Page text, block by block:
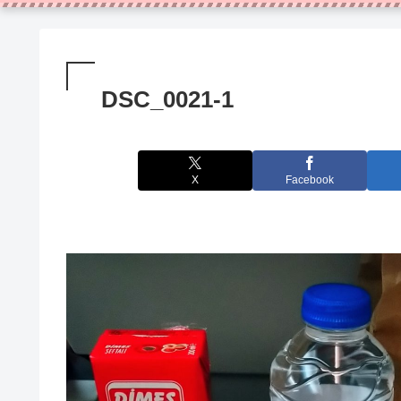
DSC_0021-1
X Facebook